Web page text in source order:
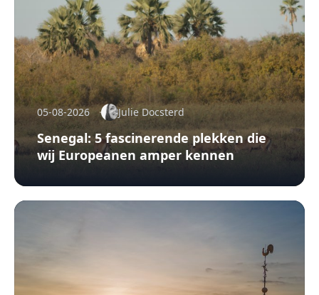
05-08-2026 Julie Docsterd
Senegal: 5 fascinerende plekken die
wij Europeanen amper kennen